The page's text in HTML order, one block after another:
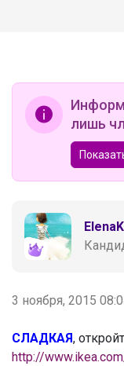
лишь
ElenaK
3 ноября, 2015
СЛАДКАЯ,
http://